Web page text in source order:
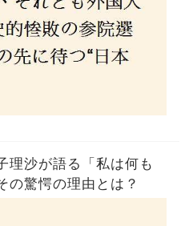
理沙が語る「私は何も
驚愕の理由とは？